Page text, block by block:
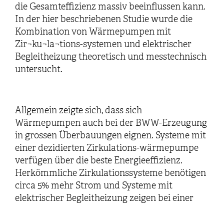
die Gesamteffizienz massiv beeinflussen kann.
In der hier beschriebenen Studie wurde die
Kombination von Wärmepumpen mit
Zir¬ku¬la¬tions-systemen und elektrischer
Begleitheizung theoretisch und messtechnisch
untersucht.
Allgemein zeigte sich, dass sich
Wärmepumpen auch bei der BWW-Erzeugung
in grossen Überbauungen eignen. Systeme mit
einer dezidierten Zirkulations-wärmepumpe
verfügen über die beste Energieeffizienz.
Herkömmliche Zirkulationssysteme benötigen
circa 5% mehr Strom und Systeme mit
elektrischer Begleitheizung zeigen bei einer